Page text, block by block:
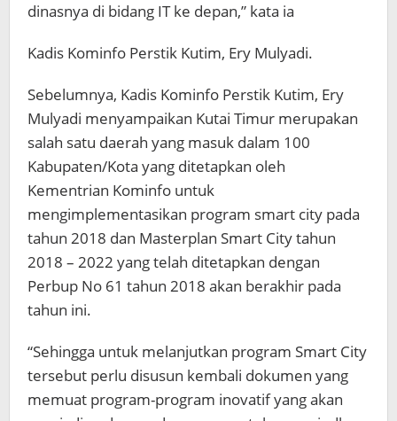
dinasnya di bidang IT ke depan,” kata ia
Kadis Kominfo Perstik Kutim, Ery Mulyadi.
Sebelumnya, Kadis Kominfo Perstik Kutim, Ery
Mulyadi menyampaikan Kutai Timur merupakan
salah satu daerah yang masuk dalam 100
Kabupaten/Kota yang ditetapkan oleh
Kementrian Kominfo untuk
mengimplementasikan program smart city pada
tahun 2018 dan Masterplan Smart City tahun
2018 – 2022 yang telah ditetapkan dengan
Perbup No 61 tahun 2018 akan berakhir pada
tahun ini.
“Sehingga untuk melanjutkan program Smart City
tersebut perlu disusun kembali dokumen yang
memuat program-program inovatif yang akan